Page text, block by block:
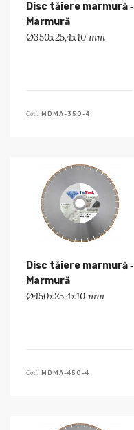
Disc tăiere marmură ‑
Marmură
Ø350x25,4x10 mm
Cod: MDMA-350-4
Disc tăiere marmură ‑
Marmură
Ø450x25,4x10 mm
Cod: MDMA-450-4